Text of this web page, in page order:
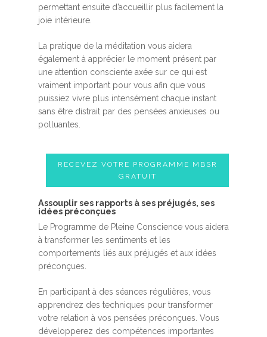
permettant ensuite d’accueillir plus facilement la
joie intérieure.
La pratique de la méditation vous aidera
également à apprécier le moment présent par
une attention consciente axée sur ce qui est
vraiment important pour vous afin que vous
puissiez vivre plus intensément chaque instant
sans être distrait par des pensées anxieuses ou
polluantes.
RECEVEZ VOTRE PROGRAMME MBSR
GRATUIT
Assouplir ses rapports à ses préjugés, ses
idées préconçues
Le Programme de Pleine Conscience vous aidera
à transformer les sentiments et les
comportements liés aux préjugés et aux idées
préconçues.
En participant à des séances régulières, vous
apprendrez des techniques pour transformer
votre relation à vos pensées préconçues. Vous
développerez des compétences importantes